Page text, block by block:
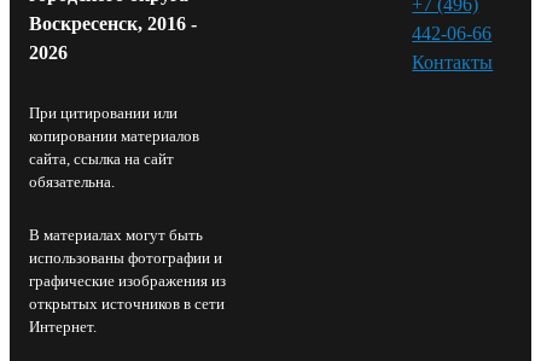
Воскресенск, 2016 -
2026
При цитировании или
копировании материалов
сайта, ссылка на сайт
обязательна.
В материалах могут быть
использованы фотографии и
графические изображения из
открытых источников в сети
Интернет.
442-06-66
Контакты⁠